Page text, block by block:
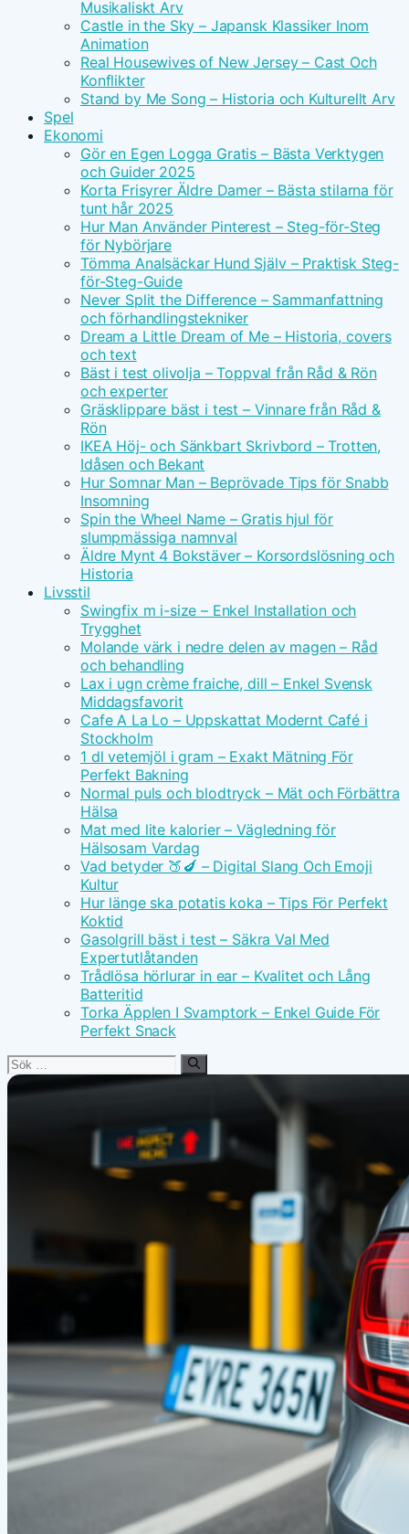
Musikaliskt Arv
Castle in the Sky – Japansk Klassiker Inom
Animation
Real Housewives of New Jersey – Cast Och
Konflikter
Stand by Me Song – Historia och Kulturellt Arv
Spel
Ekonomi
Gör en Egen Logga Gratis – Bästa Verktygen
och Guider 2025
Korta Frisyrer Äldre Damer – Bästa stilarna för
tunt hår 2025
Hur Man Använder Pinterest – Steg-för-Steg
för Nybörjare
Tömma Analsäckar Hund Själv – Praktisk Steg-
för-Steg-Guide
Never Split the Difference – Sammanfattning
och förhandlingstekniker
Dream a Little Dream of Me – Historia, covers
och text
Bäst i test olivolja – Toppval från Råd & Rön
och experter
Gräsklippare bäst i test – Vinnare från Råd &
Rön
IKEA Höj- och Sänkbart Skrivbord – Trotten,
Idåsen och Bekant
Hur Somnar Man – Beprövade Tips för Snabb
Insomning
Spin the Wheel Name – Gratis hjul för
slumpmässiga namnval
Äldre Mynt 4 Bokstäver – Korsordslösning och
Historia
Livsstil
Swingfix m i-size – Enkel Installation och
Trygghet
Molande värk i nedre delen av magen – Råd
och behandling
Lax i ugn crème fraiche, dill – Enkel Svensk
Middagsfavorit
Cafe A La Lo – Uppskattat Modernt Café i
Stockholm
1 dl vetemjöl i gram – Exakt Mätning För
Perfekt Bakning
Normal puls och blodtryck – Mät och Förbättra
Hälsa
Mat med lite kalorier – Vägledning för
Hälsosam Vardag
Vad betyder 🍑🍆 – Digital Slang Och Emoji
Kultur
Hur länge ska potatis koka – Tips För Perfekt
Koktid
Gasolgrill bäst i test – Säkra Val Med
Expertutlåtanden
Trådlösa hörlurar in ear – Kvalitet och Lång
Batteritid
Torka Äpplen I Svamptork – Enkel Guide För
Perfekt Snack
Sök
efter: